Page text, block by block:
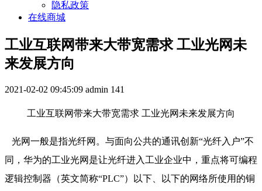
隐私政策
在线商城
工业互联网带来大带宽需求 工业光网未
来发展方向
2021-02-02 09:45:09 admin 141
工业互联网带来大带宽需求 工业光网未来发展方向
光网一般是指光纤网。与面向公共的通讯创新“光纤入户”不
同，华为的工业光网是让光纤进入工业企业中，重点将可编程
逻辑控制器（英文简称“PLC”）以下、以下的网络所使用的铜